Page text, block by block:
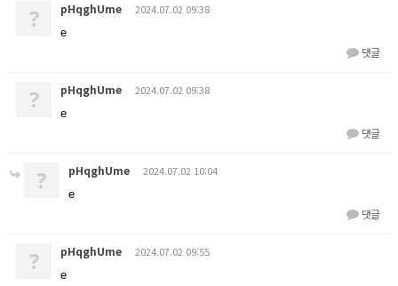
? pHqghUme 2024.07.02 09:38
e
댓글
? pHqghUme 2024.07.02 09:38
e
댓글
? pHqghUme 2024.07.02 10:04
e
댓글
? pHqghUme 2024.07.02 09:55
e